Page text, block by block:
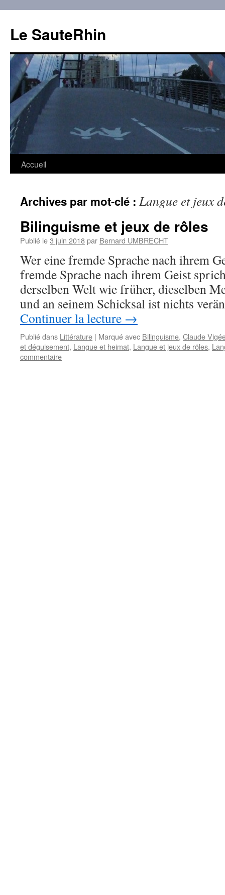
contenu
Le SauteRhin
Accueil
Archives par mot-clé : Langue et jeux
Bilinguisme et jeux de rôles
Publié le3 juin 2018par Bernard UMBRECHT
Wer eine fremde Sprache nach ihrem
fremde Sprache nach ihrem Geist
derselben Welt wie früher, dieselben
und an seinem Schicksal ist nichts
Continuer la lecture →
Publié dans Littérature | Marqué avec Bilinguisme, Claude
et déguisement, Langue et heimat, Langue et jeux de röles,
commentaire